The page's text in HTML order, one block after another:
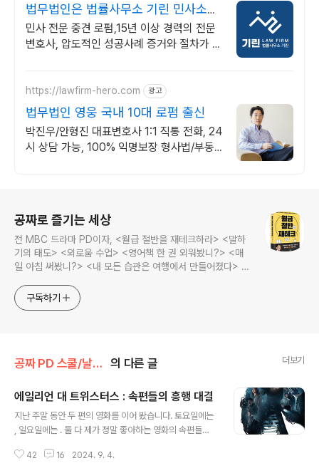
법무법인은 법률사무소 기린 민사소송
수많은 승소사례
민사 전문 중견 로펌,15년 이상 경력의 전문
변호사, 압도적인 성공사례 증거와 절차가 승
https://lawfirm-hero.com 광고
법무법인 영웅 국내 10대 로펌 출신
박진우/안형진 대표변호사 1:1 직통 전화, 24
시 상담 가능, 100% 익명보장 형사법/부동
공짜로 즐기는 세상
전 MBC 드라마 PD이자, <월급 절반을 재테크하라> <말하
기의 태도> <외로움 수업> <영어책 한 권 외워봤니?> <매
일 아침 써봤니?> <내 모든 습관은 여행에서 만들어졌다> <
로그입니다.
구독하기
공짜 PD 스쿨/날라리 영화 감상문 의 다른 글 더보기
에일리언 대 트위스터스 : 속편들의 흥행 대결
지난 주말 동안 두 편의 영화를 이어 봤습니다. 토요일에는
, 일요일에는 . 둘 다 제가 정말 좋아하는 영화의 속편들이
연출한 입니다. 원제는 1탄에서는 후반부가 되도록 모습을
42 16 2024. 9. 4.